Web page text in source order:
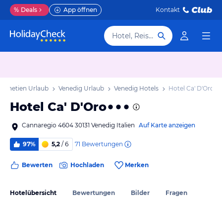
% Deals App öffnen Kontakt
Hotel, Reiseziel
Venetien Urlaub Venedig Urlaub Venedig Hotels Hotel Ca' D'Oro
Hotel Ca' D'Oro
Cannaregio 4604 30131 Venedig Italien Auf Karte anzeigen
97% 5,2 / 6 71 Bewertungen
Bewerten Hochladen Merken
Hotelübersicht Bewertungen Bilder Fragen